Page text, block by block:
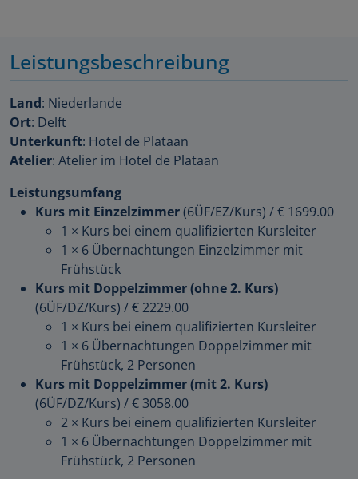
Leistungsbeschreibung
Land: Niederlande
Ort: Delft
Unterkunft: Hotel de Plataan
Atelier: Atelier im Hotel de Plataan
Leistungsumfang
Kurs mit Einzelzimmer(6ÜF/EZ/Kurs) /€ 1699.00
1 × Kurs bei einem qualifizierten Kursleiter
1 × 6 Übernachtungen Einzelzimmer mit
Frühstück
Kurs mit Doppelzimmer (ohne 2. Kurs)
(6ÜF/DZ/Kurs) /€ 2229.00
1 × Kurs bei einem qualifizierten Kursleiter
1 × 6 Übernachtungen Doppelzimmer mit
Frühstück, 2 Personen
Kurs mit Doppelzimmer (mit 2. Kurs)
(6ÜF/DZ/Kurs) /€ 3058.00
2 × Kurs bei einem qualifizierten Kursleiter
1 × 6 Übernachtungen Doppelzimmer mit
Frühstück, 2 Personen